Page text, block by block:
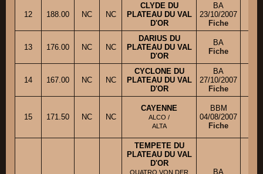
12 188.00 NC NC
CLYDE DU
PLATEAU DU VAL
D'OR
BA
23/10/2007
Fiche
13 176.00 NC NC
DARIUS DU
PLATEAU DU VAL
D'OR
BA
Fiche
14 167.00 NC NC
CYCLONE DU
PLATEAU DU VAL
D'OR
BA
27/10/2007
Fiche
15 171.50 NC NC
CAYENNE
ALCO /
ALTA
BBM
04/08/2007
Fiche
TEMPETE DU
PLATEAU DU VAL
D'OR
QUATRO VON DER
BA